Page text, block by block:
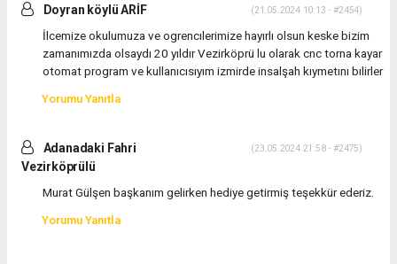
Doyran köylü ARİF (21.05.2024 10:13 - #2454)
İlcemize okulumuza ve ogrencılerimize hayırlı olsun keske bizim
zamanımızda olsaydı 20 yıldır Vezirköprü lu olarak cnc torna kayar
otomat program ve kullanıcısıyım izmirde insalşah kıymetını bılirler
Yorumu Yanıtla
Adanadaki Fahri
Vezirköprülü
(23.05.2024 21:58 - #2475)
Murat Gülşen başkanım gelirken hediye getirmiş teşekkür ederiz.
Yorumu Yanıtla